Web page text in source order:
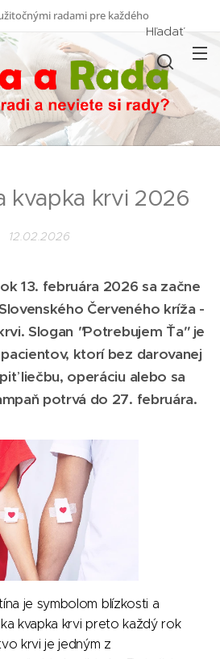
radami pre každého
Hľadať
kvapka krvi 2026
12.02.2026
13. februára 2026 sa začne
Červeného kríža -
Slogan "Potrebujem Ťa" je
ktorí bez darovanej
liečbu, operáciu alebo sa
potrvá do 27. februára.
je symbolom blízkosti a
kvapka krvi preto každý rok
krvi je jedným z